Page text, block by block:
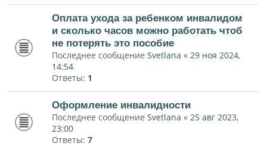
Оплата ухода за ребенком инвалидом
и сколько часов можно работать чтоб
не потерять это пособие
Последнее сообщение Svetlana « 29 ноя 2024,
14:54
Ответы: 1
Оформление инвалидности
Последнее сообщение Svetlana « 25 авг 2023,
23:00
Ответы: 7